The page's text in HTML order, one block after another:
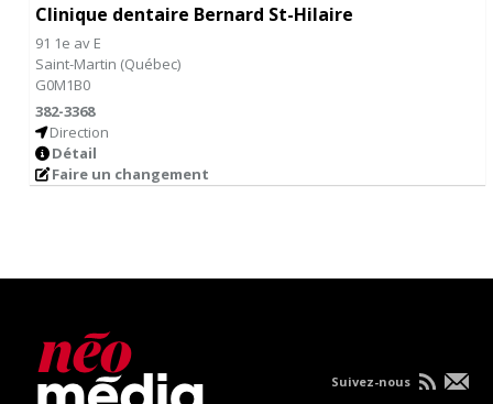
Clinique dentaire Bernard St-Hilaire
91 1e av E
Saint-Martin (Québec)
G0M1B0
382-3368
Direction
Détail
Faire un changement
Suivez-nous